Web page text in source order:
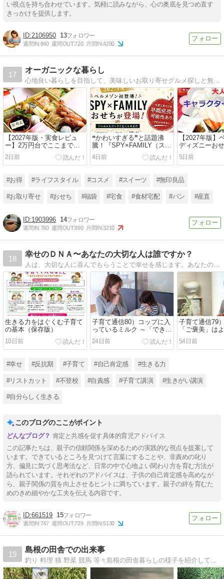
い視点を持ち合わせています。気軽に読みながら、心の奥底を見つめ直す
きっかけを提供します。
2106950 13
週間IN:840 週間OUT:720 月間IN:4280
17
オーガニックな暮らし
【2027年版・実食レビュ
ー】2万円台でここまで豪
華！グルメ杵屋「招福」
を“コスパNo.1おせち”に推
す理由
2日前
❝かわいすぎる❞と話題沸
騰！『SPY×FAMILY（スパ
イファミリー）』おせちが
初登場
4日前
【2027年版】
ディズニーお
始！ズートピ
プーさん100周
期完売に注意
5日前
#お得 #ライフスタイル #コスメ #スイーツ #無印良品
#お取り寄せ #おせち #福袋 #宅食 #食材宅配 #パン #産直
1903996 14
週間IN:780 週間OUT:990 月間IN:3210
18
幸せのＤＮＡ〜あなたの大切な人は誰ですか？
人は、大切な人に喜んでもらうことで幸せを感じます。あなたの大切な人は誰ですか？ あなたは誰の愛を受け取っていますか？
生きる力をはぐくむ子育て
の基本（保存版）
10日前
子育て通信80）コップに入
っているミルク ～「できて
いるところ」を見つける子
育て
24日前
子育て通信79
「ご褒美」は
54日前
#幸せ #反抗期 #子育て #自己肯定感 #生きる力
#リストカット #不登校 #自責感 #子育て講演 #生きがい講演
#自分らしく生きる
このブログのここがポイント
肯定と共感を促す具体的育児アドバイス
この記事たちは、親子の信頼関係を深めるための実践的な視点を提案して
います。できているところを見つけて言葉にすることや、非責めの叱り
方、偏見に気づく思考法など、日常の中で心地よい関わり方を育む方法が
語られています。それぞれのアドバイスは、子供の自己肯定感を高めなが
ら、親子関係の質を向上させるヒントに満ちています。親子の絆を育むた
めのきめ細やかな工夫を伝える内容です。
661519 15
週間IN:747 週間OUT:729 月間IN:5130
19
島根の田舎での出来事